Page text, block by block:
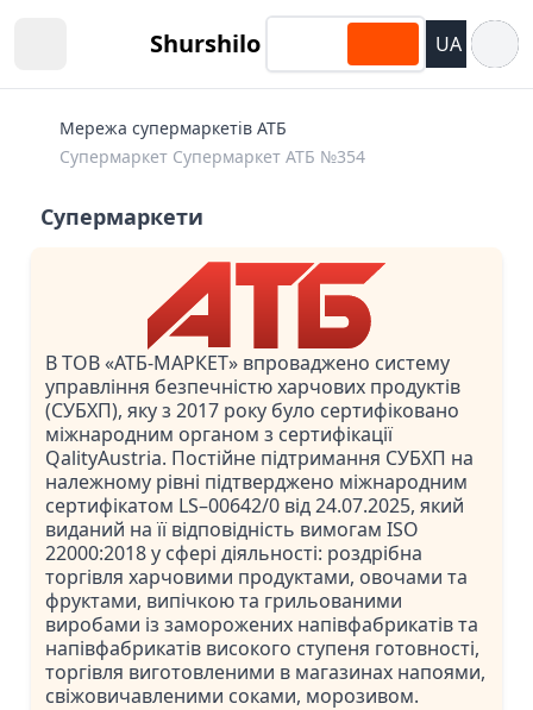
Shurshilo UA
Мережа супермаркетів АТБ
Супермаркет Супермаркет АТБ №354
Супермаркети
В ТОВ «АТБ-МАРКЕТ» впроваджено систему
управління безпечністю харчових продуктів
(СУБХП), яку з 2017 року було сертифіковано
міжнародним органом з сертифікації
QalityAustria. Постійне підтримання СУБХП на
належному рівні підтверджено міжнародним
сертифікатом LS–00642/0 від 24.07.2025, який
виданий на її відповідність вимогам ISO
22000:2018 у сфері діяльності: роздрібна
торгівля харчовими продуктами, овочами та
фруктами, випічкою та грильованими
виробами із заморожених напівфабрикатів та
напівфабрикатів високого ступеня готовності,
торгівля виготовленими в магазинах напоями,
свіжовичавленими соками, морозивом.